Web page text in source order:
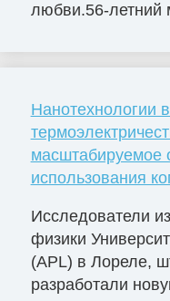
любви.56-летний
Нанотехнологии
масштабируемое
использования
Исследователи
физики
(APL) в Лореле,
разработали